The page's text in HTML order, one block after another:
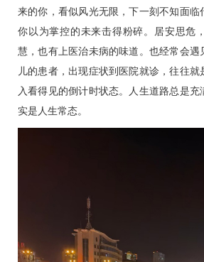
来的你，看似风光无限，下一刻不知面临
你以为掌控的未来击得粉碎。居安思危
慧，也有上医治未病的味道。也经常会遇
儿的患者，出现症状到医院就诊，往往
入看得见的倒计时状态。人生道路总是
实是人生常态。